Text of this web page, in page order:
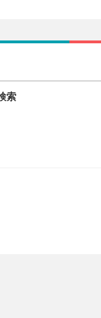
索